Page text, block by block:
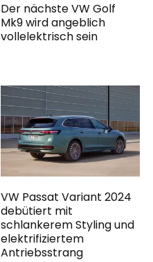
Der nächste VW Golf
Mk9 wird angeblich
vollelektrisch sein
VW Passat Variant 2024
debütiert mit
schlankerem Styling und
elektrifiziertem
Antriebsstrang